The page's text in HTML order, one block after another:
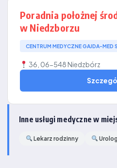
Poradnia położnej
w Niedzborzu
CENTRUM MEDYCZNE GAJDA-MED
36, 06-548 Niedzbórz
Inne usługi medyczne w
Lekarz rodzinny Urolog